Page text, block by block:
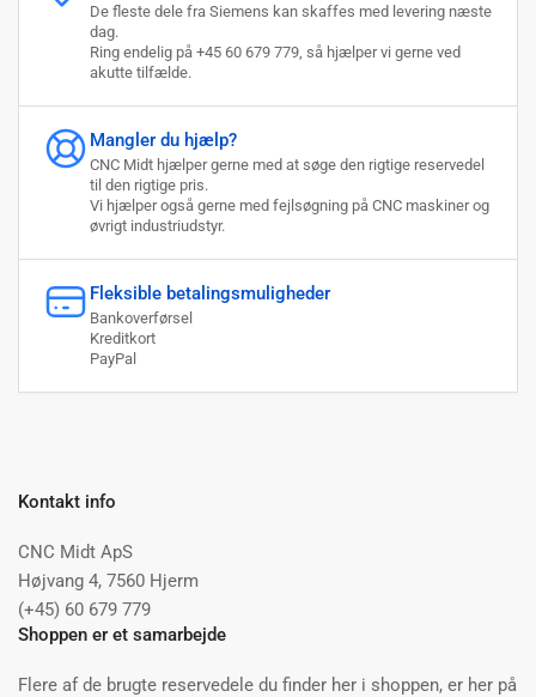
De fleste dele fra Siemens kan skaffes med levering næste
dag.
Ring endelig på +45 60 679 779, så hjælper vi gerne ved
akutte tilfælde.
Mangler du hjælp?
CNC Midt hjælper gerne med at søge den rigtige reservedel
til den rigtige pris.
Vi hjælper også gerne med fejlsøgning på CNC maskiner og
øvrigt industriudstyr.
Fleksible betalingsmuligheder
Bankoverførsel
Kreditkort
PayPal
Kontakt info
CNC Midt ApS
Højvang 4, 7560 Hjerm
(+45) 60 679 779
Shoppen er et samarbejde
Flere af de brugte reservedele du finder her i shoppen, er her på